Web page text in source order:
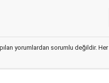
yorumlardan sorumlu değildir. Her